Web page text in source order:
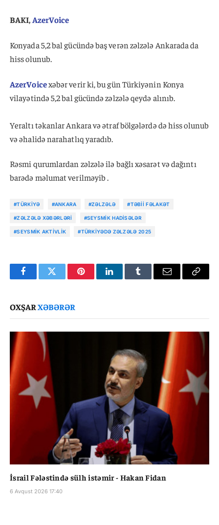
BAKI, AzerVoice
Konyada 5,2 bal gücündə baş verən zəlzələ Ankarada da
hiss olunub.
AzerVoicexəbər verir ki, bu gün Türkiyənin Konya
vilayətində 5,2 bal gücündə zəlzələ qeydə alınıb.
Yeraltı təkanlar Ankara və ətraf bölgələrdə də hiss olunub
və əhalidə narahatlıq yaradıb.
Rəsmi qurumlardan zəlzələ ilə bağlı xəsarət və dağıntı
barədə məlumat verilməyib .
#TÜRKIYƏ #ANKARA #ZƏLZƏLƏ #TƏBII FƏLAKƏT
#ZƏLZƏLƏ XƏBƏRLƏRI #SEYSMIK HADISƏLƏR
#SEYSMIK AKTIVLIK #TÜRKIYƏDƏ ZƏLZƏLƏ 2025
FacebookTwitter PinterestLinkedInTumblr Email
Copy
OXŞARXƏBƏRƏR
İsrail Fələstində sülh istəmir - Hakan Fidan
6 Avqust 2026 17:40